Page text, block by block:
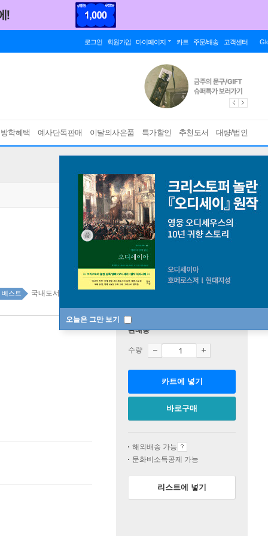
로그인 회원가입 마이페이지 카트 주문/배송 고객센터
학혜택 예사단독판매 이달의사은품 특가할인 추천도서 대량/법인
오늘은 그만 보기
베스트 국내도서 top100 6주
판매중
수량
카트에 넣기
바로구매
해외배송 가능
문화비소득공제 가능
리스트에 넣기